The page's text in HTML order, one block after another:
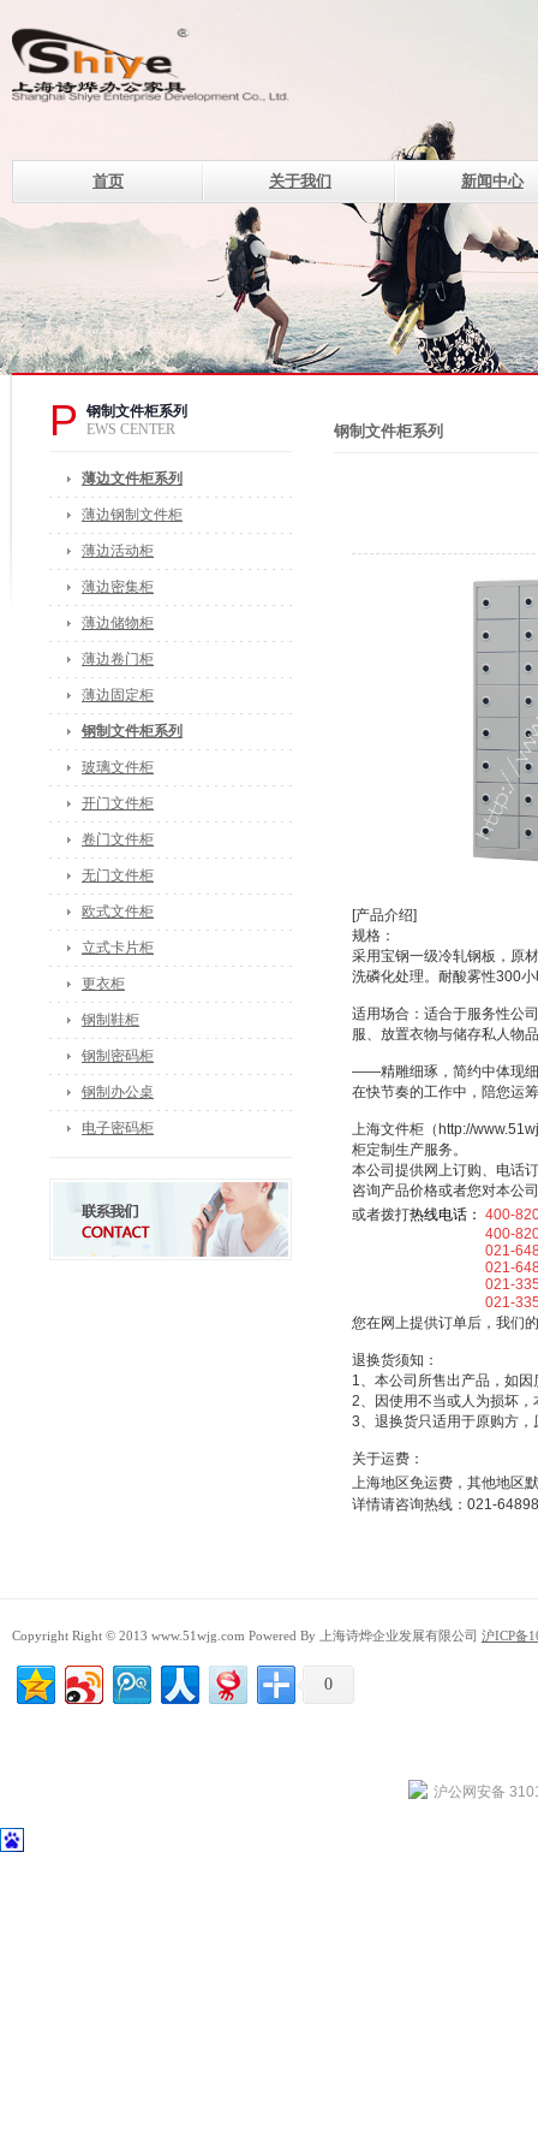
首页 关于我们 新闻中心
设计理念
上海诗烨企业发展有限
钢制系列办公家具的现代
电话：400-820-8669 400-
传真：021-33507330
邮箱：of@shshiye.com
P
钢制文件柜系列
EWS CENTER
薄边文件柜系列
薄边钢制文件柜
薄边活动柜
薄边密集柜
薄边储物柜
薄边卷门柜
薄边固定柜
钢制文件柜系列
玻璃文件柜
开门文件柜
卷门文件柜
无门文件柜
欧式文件柜
立式卡片柜
更衣柜
钢制鞋柜
钢制密码柜
钢制办公桌
电子密码柜
钢制文件柜系列
[产品介绍]
规格：
采用宝钢一级冷轧钢板，原
洗磷化处理。耐酸雾性300
适用场合：适合于服务性公
服、放置衣物与储存私人物
——精雕细琢，简约中体现细
在快节奏的工作中，陪您运
上海文件柜（http://
柜定制生产服务。
本公司提供网上订购、电话
咨询产品价格或者您对本公
或者拨打热线电话： 400-
400-820-
021-
021-
021-
021-
您在网上提供订单后，我们
退换货须知：
1、本公司所售出产品，如
2、因使用不当或人为损坏
3、退换货只适用于原购方
关于运费：
上海地区免运费，其他地区
详情请咨询热线：021-
Copyright Right © 2013 www.51wjg.com Powered By 上海诗烨企业发展有限公司 沪ICP备
0
沪公网安备